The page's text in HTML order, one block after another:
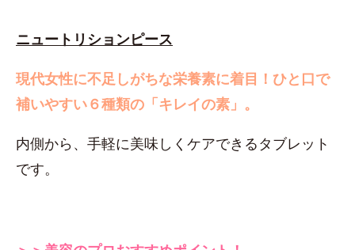
ニュートリションピース
現代女性に不足しがちな栄養素に着目！ ひと口で
補いやすい６種類の「キレイの素」。
内側から、手軽に美味しくケアできるタブレット
です。